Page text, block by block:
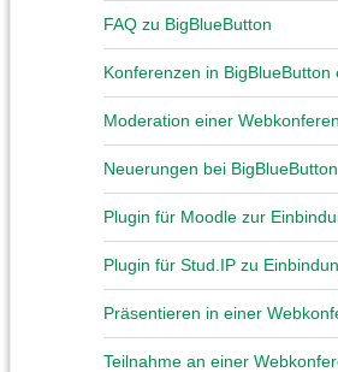
FAQ zu BigBlueButton
Konferenzen in
Moderation einer
Neuerungen bei BigBlueButton
Plugin für Moodle zur
Plugin für Stud.IP zu
Präsentieren in einer
Teilnahme an einer